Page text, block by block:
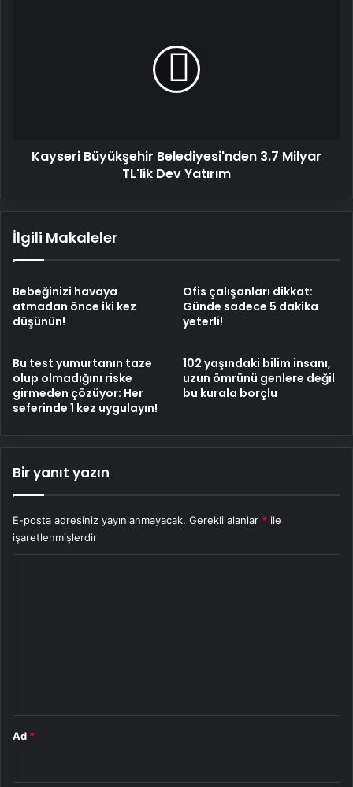
Kayseri Büyükşehir Belediyesi'nden 3.7 Milyar
TL'lik Dev Yatırım
İlgili Makaleler
Bebeğinizi havaya
atmadan önce iki kez
düşünün!
Ofis çalışanları dikkat:
Günde sadece 5 dakika
yeterli!
Bu test yumurtanın taze
olup olmadığını riske
girmeden çözüyor: Her
seferinde 1 kez uygulayın!
102 yaşındaki bilim insanı,
uzun ömrünü genlere değil
bu kurala borçlu
Bir yanıt yazın
E-posta adresiniz yayınlanmayacak. Gerekli alanlar * ile
işaretlenmişlerdir
Ad *